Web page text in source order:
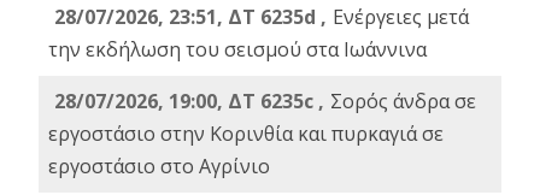
28/07/2026, 23:51, ΔΤ 6235d , Ενέργειες μετά
την εκδήλωση του σεισμού στα Ιωάννινα
28/07/2026, 19:00, ΔΤ 6235c , Σορός άνδρα σε
εργοστάσιο στην Κορινθία και πυρκαγιά σε
εργοστάσιο στο Αγρίνιο